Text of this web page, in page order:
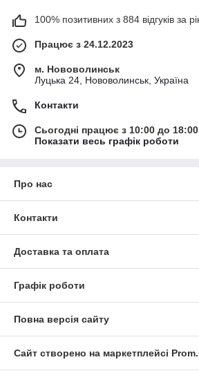
обслуговування автомобілів, техніки та
Обирайте автоінструменти та набори
HotBuy та замовляйте потрібне
доставкою по Україні
100% позитивних з 884 відгуків за
Працює з 24.12.2023
м. Нововолинськ
Луцька 24, Нововолинськ, Україна
Контакти
Сьогодні працює з 10:00 до 18:00
Показати весь графік роботи
Про нас
Контакти
Доставка та оплата
Графік роботи
Повна версія сайту
Сайт створено на маркетплейсі